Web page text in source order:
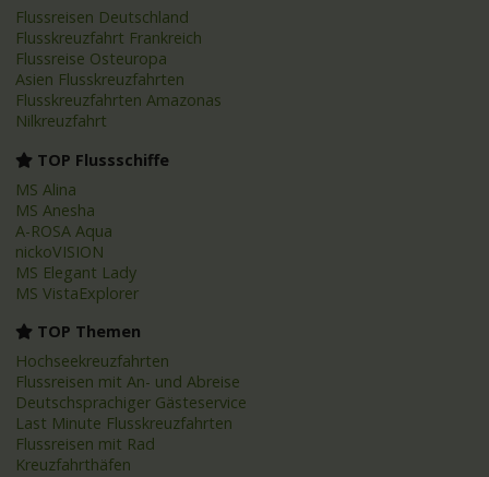
Flussreisen Deutschland
Flusskreuzfahrt Frankreich
Flussreise Osteuropa
Asien Flusskreuzfahrten
Flusskreuzfahrten Amazonas
Nilkreuzfahrt
TOP Flussschiffe
MS Alina
MS Anesha
A-ROSA Aqua
nickoVISION
MS Elegant Lady
MS VistaExplorer
TOP Themen
Hochseekreuzfahrten
Flussreisen mit An- und Abreise
Deutschsprachiger Gästeservice
Last Minute Flusskreuzfahrten
Flussreisen mit Rad
Kreuzfahrthäfen